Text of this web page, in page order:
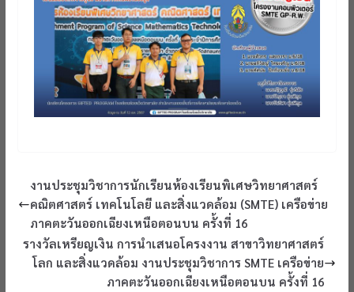
งานประชุมวิชาการนักเรียนห้องเรียนพิเศษวิทยาศาสตร์
คณิตศาสตร์ เทคโนโลยี และสิ่งแวดล้อม (SMTE) เครือข่าย
ภาคตะวันออกเฉียงเหนือตอนบน ครั้งที่ 16
รางวัลเหรียญเงิน การนำเสนอโครงงาน สาขาวิทยาศาสตร์
โลก และสิ่งแวดล้อม งานประชุมวิชาการ SMTE เครือข่าย
ภาคตะวันออกเฉียงเหนือตอนบน ครั้งที่ 16